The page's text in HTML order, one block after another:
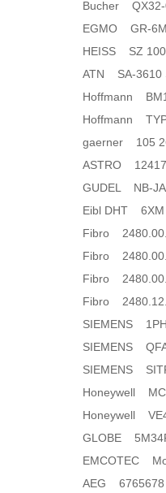
Bucher QX32-
EGMO GR-
HEISS SZ
ATN SA-3610
Hoffmann
Hoffmann
gaerner 105
ASTRO
GUDEL NB-
Eibl DHT 6XM
Fibro
Fibro
Fibro
Fibro
SIEMENS
SIEMENS
SIEMENS
Honeywell
Honeywell
GLOBE
EMCOTEC
AEG 6765678